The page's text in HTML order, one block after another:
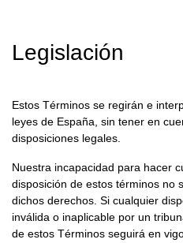
Legislación
Estos Términos se regirán e
leyes de ​ España , sin tener en
disposiciones legales.
Nuestra incapacidad para hacer
disposición de estos términos no
dichos derechos. Si cualquier
inválida o inaplicable por un
de estos Términos seguirá en